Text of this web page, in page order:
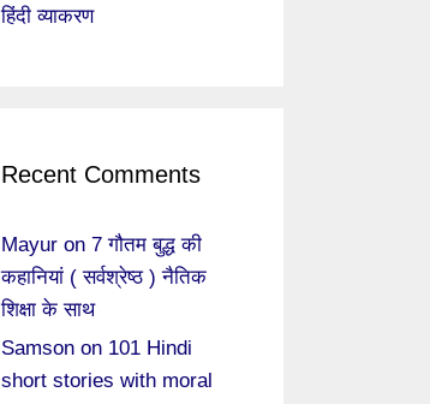
हिंदी व्याकरण
Recent Comments
Mayur on 7 गौतम बुद्ध की
कहानियां ( सर्वश्रेष्ठ ) नैतिक
शिक्षा के साथ
Samson on 101 Hindi
short stories with moral